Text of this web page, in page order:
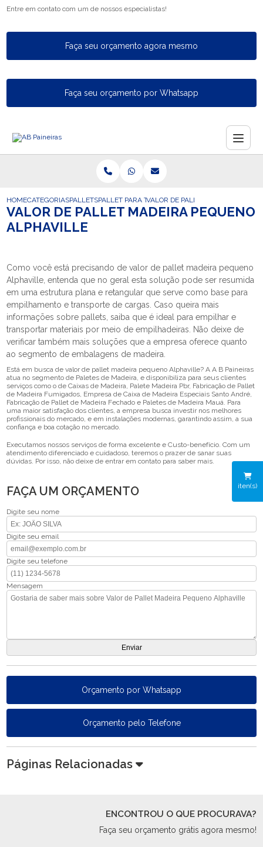
Entre em contato com um de nossos especialistas!
Faça seu orçamento agora mesmo
Faça seu orçamento por Whatsapp
iten(s)
HOMECATEGORIASPALLETSPALLET PARA TAMBORVALOR DE PALLET MADEIRA
VALOR DE PALLET MADEIRA PEQUENO
ALPHAVILLE
Como você está precisando de valor de pallet madeira pequeno
Alphaville, entenda que no geral esta solução pode ser resumida
em uma estrutura plana e retangular que serve como base para
empilhamento e transporte de cargas. Caso queira mais
informações sobre pallets, saiba que é ideal para empilhar e
transportar materiais por meio de empilhadeiras. Não deixe de
verificar também mais soluções que a empresa oferece quanto
ao segmento de embalagens de madeira.
Está em busca de valor de pallet madeira pequeno Alphaville? A A B Paineiras
atua no segmento de Paletes de Madeira, e disponibiliza para seus clientes
serviços como o de Caixas de Madeira, Palete Madeira Pbr, Fabricação de Pallet
de Madeira Fumigados, Empresa de Caixa de Madeira Especiais Santo André,
Fabricação de Pallet de Madeira Fechado e Paletes de Madeira Mauá. Para
uma maior satisfação dos clientes, a empresa busca investir nos melhores
profissionais do mercado, e em instalações modernas, garantindo assim, a sua
confiança e boa cotação no mercado.
Executamos nossos serviços de forma excelente e Custo-benefício. Com um
atendimento diferenciado e cuidadoso, teremos o prazer de sanar suas
dúvidas. Por isso, não deixe de entrar em contato para saber mais.
FAÇA UM ORÇAMENTO
Digite seu nome
Digite seu email
Digite seu telefone
Mensagem
Orçamento por Whatsapp
Orçamento pelo Telefone
Páginas Relacionadas
ENCONTROU O QUE PROCURAVA?
Faça seu orçamento grátis agora mesmo!